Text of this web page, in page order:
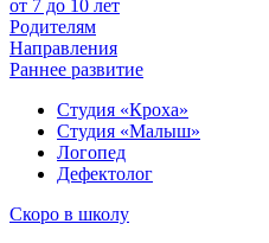
от 7 до 10 лет
Родителям
Направления
Раннее развитие
Студия «Кроха»
Студия «Малыш»
Логопед
Дефектолог
Скоро в школу